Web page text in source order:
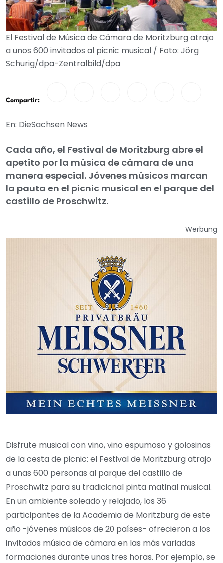
El Festival de Música de Cámara de Moritzburg atrajo
a unos 600 invitados al picnic musical / Foto: Jörg
Schurig/dpa-Zentralbild/dpa
Compartir:
En: DieSachsen News
Cada año, el Festival de Moritzburg abre el
apetito por la música de cámara de una
manera especial. Jóvenes músicos marcan
la pauta en el picnic musical en el parque del
castillo de Proschwitz.
Werbung
Disfrute musical con vino, vino espumoso y golosinas
de la cesta de picnic: el Festival de Moritzburg atrajo
a unas 600 personas al parque del castillo de
Proschwitz para su tradicional pinta matinal musical.
En un ambiente soleado y relajado, los 36
participantes de la Academia de Moritzburg de este
año -jóvenes músicos de 20 países- ofrecieron a los
invitados música de cámara en las más variadas
formaciones durante unas tres horas. Por ejemplo, se